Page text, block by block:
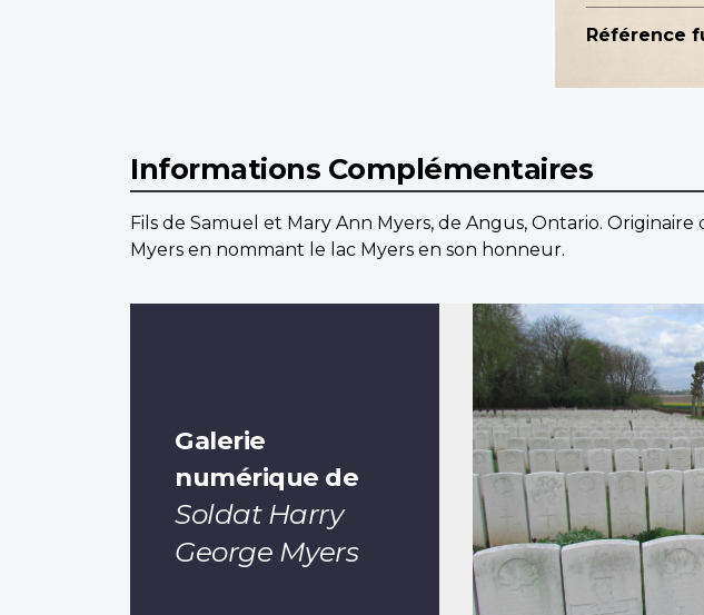
Référence
Informations Complémentaires
Fils de Samuel et Mary Ann Myers, de Angus, Ontario.
Myers en nommant le lac Myers en son honneur.
Galerie
numérique de
Soldat Harry
George Myers